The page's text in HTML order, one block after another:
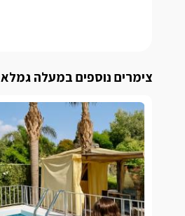
צימרים נוספים במעלה גמלא